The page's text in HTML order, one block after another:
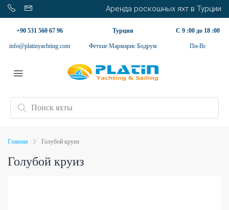
Аренда роскошных яхт в Турции
+90 531 560 67 96
info@platinyachting.com
Турция
Фетхие Мармарис Бодрум
С 9 :00 до 18 :00
Пн-Вс
Главная Голубой круиз
Голубой круиз